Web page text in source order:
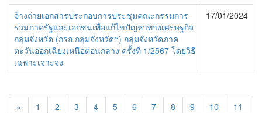
จ้างถ่ายเอกสารประกอบการประชุมคณะกรรมการ
ร่วมภาครัฐและเอกชนเพื่อแก้ไขปัญหาทางเศรษฐกิจ
กลุ่มจังหวัด (กรอ.กลุ่มจังหวัดฯ) กลุ่มจังหวัดภาค
ตะวันออกเฉียงเหนือตอนกลาง ครั้งที่ 1/2567 โดยวิธี
เฉพาะเจาะจง
17/01/2024
« 1 2 3 4 5 6 7 8 9 10
11